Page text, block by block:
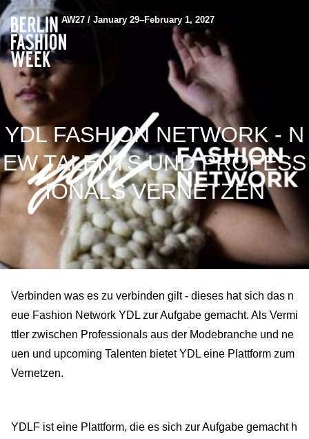
AW27 / January 29–February 1, 2027
YDL FASHION NETWORK - N
EW TALENTS UND PROFESS
IONALS VERNETZEN
Verbinden was es zu verbinden gilt - dieses hat sich das n
eue Fashion Network YDL zur Aufgabe gemacht. Als Vermi
ttler zwischen Professionals aus der Modebranche und ne
uen und upcoming Talenten bietet YDL eine Plattform zum
Vernetzen.
YDLF ist eine Plattform, die es sich zur Aufgabe gemacht h